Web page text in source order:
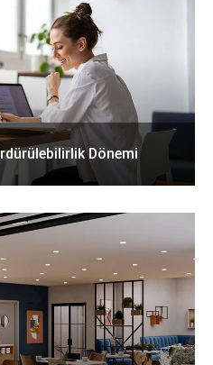
Dönemi